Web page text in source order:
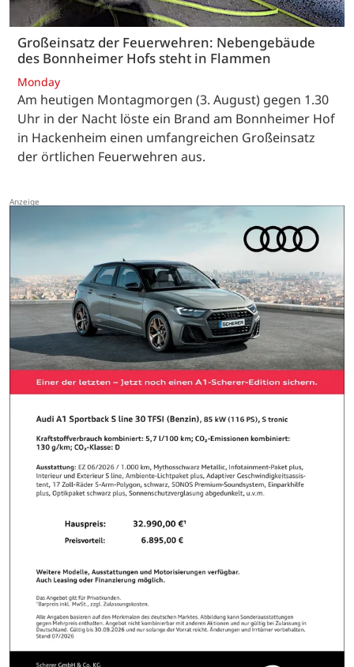
Großeinsatz der Feuerwehren: Nebengebäude
des Bonnheimer Hofs steht in Flammen
Monday
Am heutigen Montagmorgen (3. August) gegen 1.30
Uhr in der Nacht löste ein Brand am Bonnheimer Hof
in Hackenheim einen umfangreichen Großeinsatz
der örtlichen Feuerwehren aus.